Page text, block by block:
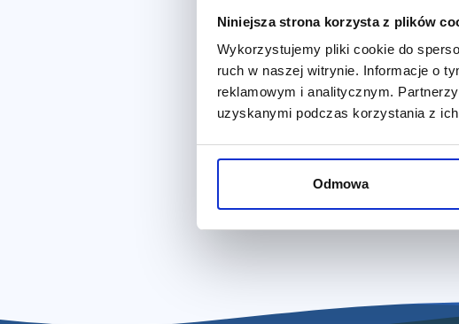
Niniejsza strona korzysta z plików
Wykorzystujemy pliki cookie do
ruch w naszej witrynie. Informacje o
reklamowym i analitycznym.
uzyskanymi podczas korzystania z ich
Odmowa